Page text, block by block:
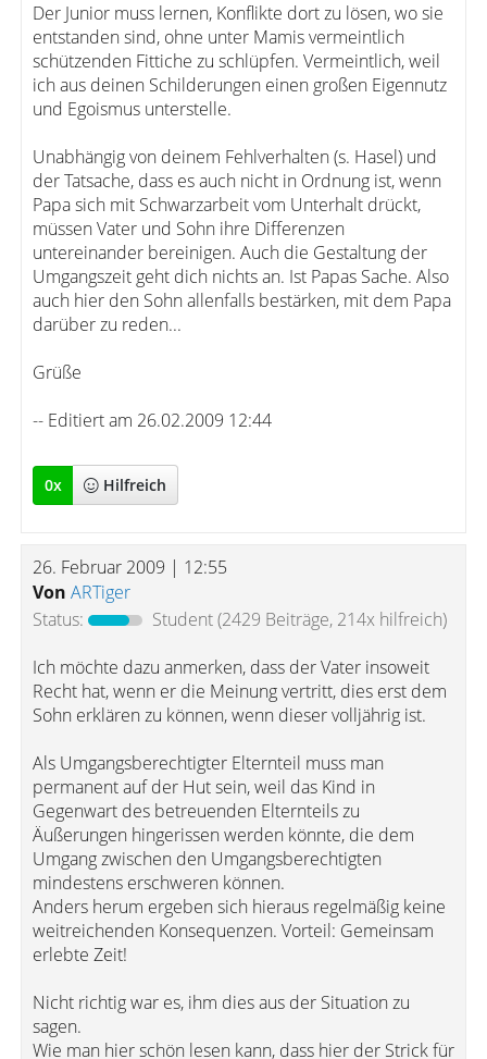
Der Junior muss lernen, Konflikte dort zu lösen, wo sie
entstanden sind, ohne unter Mamis vermeintlich
schützenden Fittiche zu schlüpfen. Vermeintlich, weil
ich aus deinen Schilderungen einen großen Eigennutz
und Egoismus unterstelle.
Unabhängig von deinem Fehlverhalten (s. Hasel) und
der Tatsache, dass es auch nicht in Ordnung ist, wenn
Papa sich mit Schwarzarbeit vom Unterhalt drückt,
müssen Vater und Sohn ihre Differenzen
untereinander bereinigen. Auch die Gestaltung der
Umgangszeit geht dich nichts an. Ist Papas Sache. Also
auch hier den Sohn allenfalls bestärken, mit dem Papa
darüber zu reden...
Grüße
-- Editiert am 26.02.2009 12:44
0x Hilfreich
26. Februar 2009 | 12:55
Von ARTiger
Status:
Student(2429 Beiträge, 214x hilfreich)
Ich möchte dazu anmerken, dass der Vater insoweit
Recht hat, wenn er die Meinung vertritt, dies erst dem
Sohn erklären zu können, wenn dieser volljährig ist.
Als Umgangsberechtigter Elternteil muss man
permanent auf der Hut sein, weil das Kind in
Gegenwart des betreuenden Elternteils zu
Äußerungen hingerissen werden könnte, die dem
Umgang zwischen den Umgangsberechtigten
mindestens erschweren können.
Anders herum ergeben sich hieraus regelmäßig keine
weitreichenden Konsequenzen. Vorteil: Gemeinsam
erlebte Zeit!
Nicht richtig war es, ihm dies aus der Situation zu
sagen.
Wie man hier schön lesen kann, dass hier der Strick für